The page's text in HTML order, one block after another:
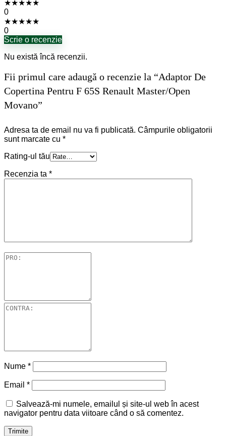
★★★★★
0
★★★★★
0
Scrie o recenzie
Nu există încă recenzii.
Fii primul care adaugă o recenzie la “Adaptor De
Copertina Pentru F 65S Renault Master/Open
Movano”
Adresa ta de email nu va fi publicată. Câmpurile obligatorii
sunt marcate cu *
Rating-ul tău
Recenzia ta *
Nume *
Email *
Salvează-mi numele, emailul și site-ul web în acest
navigator pentru data viitoare când o să comentez.